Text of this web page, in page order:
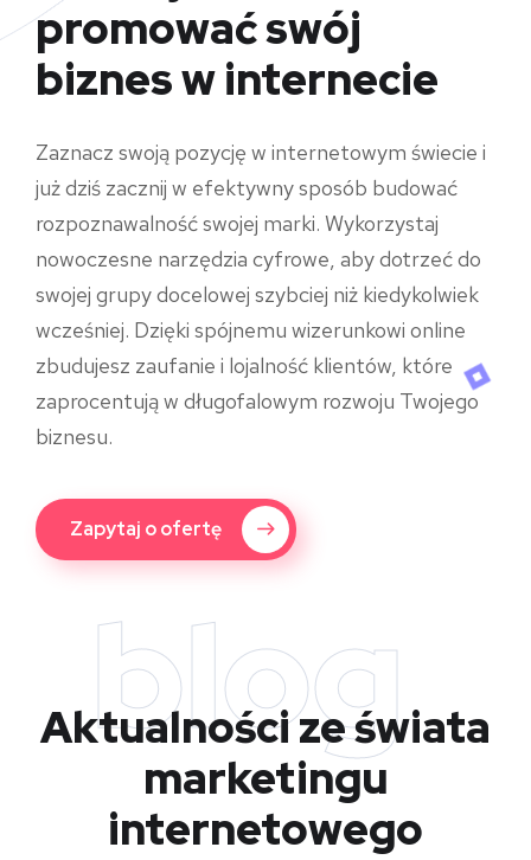
promować swój
biznes w internecie
Zaznacz swoją pozycję w internetowym świecie i
już dziś zacznij w efektywny sposób budować
rozpoznawalność swojej marki. Wykorzystaj
nowoczesne narzędzia cyfrowe, aby dotrzeć do
swojej grupy docelowej szybciej niż kiedykolwiek
wcześniej. Dzięki spójnemu wizerunkowi online
zbudujesz zaufanie i lojalność klientów, które
zaprocentują w długofalowym rozwoju Twojego
biznesu.
Zapytaj o ofertę
blog
Aktualności ze świata
marketingu
internetowego